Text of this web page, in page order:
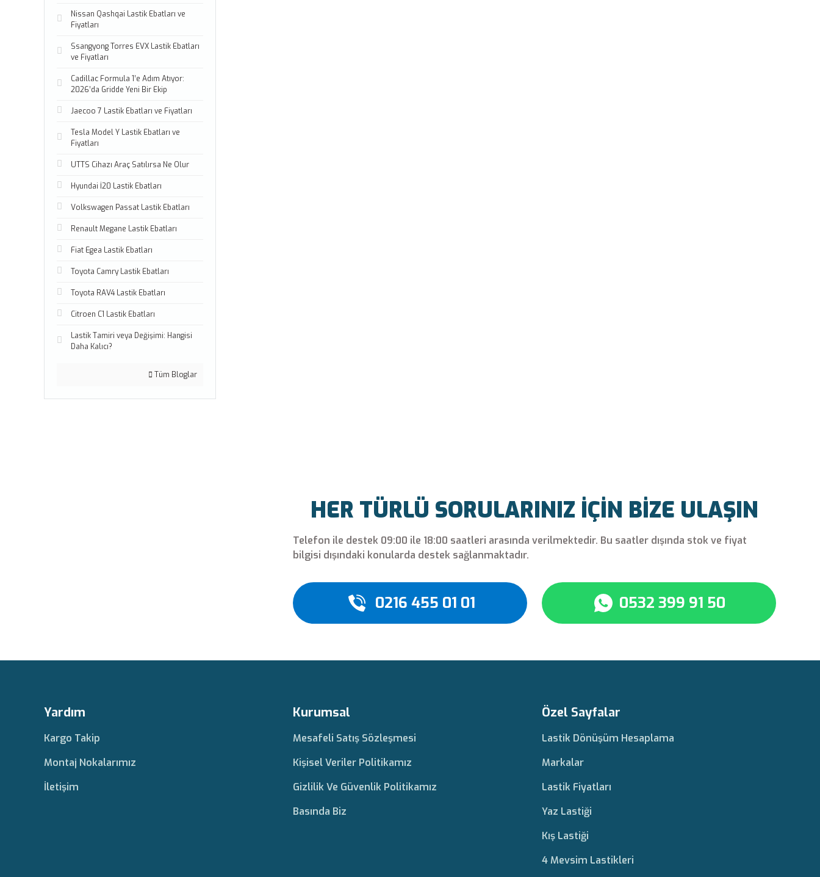
Nissan Qashqai Lastik Ebatları ve
Fiyatları
Ssangyong Torres EVX Lastik Ebatları
ve Fiyatları
Cadillac Formula 1’e Adım Atıyor:
2026’da Gridde Yeni Bir Ekip
Jaecoo 7 Lastik Ebatları ve Fiyatları
Tesla Model Y Lastik Ebatları ve
Fiyatları
UTTS Cihazı Araç Satılırsa Ne Olur
Hyundai İ20 Lastik Ebatları
Volkswagen Passat Lastik Ebatları
Renault Megane Lastik Ebatları
Fiat Egea Lastik Ebatları
Toyota Camry Lastik Ebatları
Toyota RAV4 Lastik Ebatları
Citroen C1 Lastik Ebatları
Lastik Tamiri veya Değişimi: Hangisi
Daha Kalıcı?
Tüm Bloglar
HER TÜRLÜ SORULARINIZ İÇİN BİZE ULAŞIN
Telefon ile destek 09:00 ile 18:00 saatleri arasında verilmektedir. Bu saatler dışında stok ve fiyat
bilgisi dışındaki konularda destek sağlanmaktadır.
0216 455 01 01 0532 399 91 50
Yardım
Kargo Takip
Montaj Nokalarımız
İletişim
Kurumsal
Mesafeli Satış Sözleşmesi
Kişisel Veriler Politikamız
Gizlilik Ve Güvenlik Politikamız
Basında Biz
Özel Sayfalar
Lastik Dönüşüm Hesaplama
Markalar
Lastik Fiyatları
Yaz Lastiği
Kış Lastiği
4 Mevsim Lastikleri